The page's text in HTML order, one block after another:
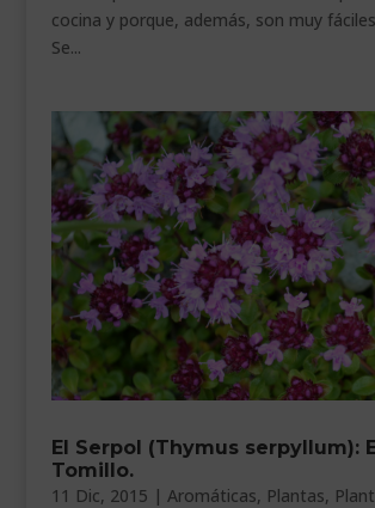
cocina y porque, además, son muy
Se...
El Serpol (Thymus serpyllum):
Tomillo.
11 Dic, 2015 | Aromáticas, Plantas,